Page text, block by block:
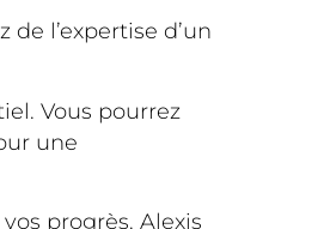
l’expertise d’un
Vous pourrez
une
progrès. Alexis